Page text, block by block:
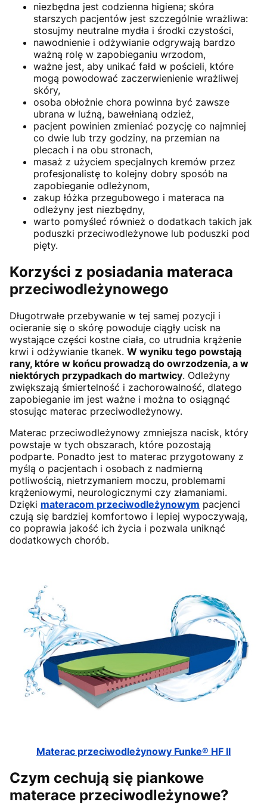
niezbędna jest codzienna higiena; skóra
starszych pacjentów jest szczególnie wrażliwa:
stosujmy neutralne mydła i środki czystości,
nawodnienie i odżywianie odgrywają bardzo
ważną rolę w zapobieganiu wrzodom,
ważne jest, aby unikać fałd w pościeli, które
mogą powodować zaczerwienienie wrażliwej
skóry,
osoba obłożnie chora powinna być zawsze
ubrana w luźną, bawełnianą odzież,
pacjent powinien zmieniać pozycję co najmniej
co dwie lub trzy godziny, na przemian na
plecach i na obu stronach,
masaż z użyciem specjalnych kremów przez
profesjonalistę to kolejny dobry sposób na
zapobieganie odleżynom,
zakup łóżka przegubowego i materaca na
odleżyny jest niezbędny,
warto pomyśleć również o dodatkach takich jak
poduszki przeciwodleżynowe lub poduszki pod
pięty.
Korzyści z posiadania materaca
przeciwodleżynowego
Długotrwałe przebywanie w tej samej pozycji i
ocieranie się o skórę powoduje ciągły ucisk na
wystające części kostne ciała, co utrudnia krążenie
krwi i odżywianie tkanek. W wyniku tego powstają
rany, które w końcu prowadzą do owrzodzenia, a w
niektórych przypadkach do martwicy. Odleżyny
zwiększają śmiertelność i zachorowalność, dlatego
zapobieganie im jest ważne i można to osiągnąć
stosując materac przeciwodleżynowy.
Materac przeciwodleżynowy zmniejsza nacisk, który
powstaje w tych obszarach, które pozostają
podparte. Ponadto jest to materac przygotowany z
myślą o pacjentach i osobach z nadmierną
potliwością, nietrzymaniem moczu, problemami
krążeniowymi, neurologicznymi czy złamaniami.
Dzięki materacom przeciwodleżynowym pacjenci
czują się bardziej komfortowo i lepiej wypoczywają,
co poprawia jakość ich życia i pozwala uniknąć
dodatkowych chorób.
Materac przeciwodleżynowy Funke® HF II
Czym cechują się piankowe
materace przeciwodleżynowe?